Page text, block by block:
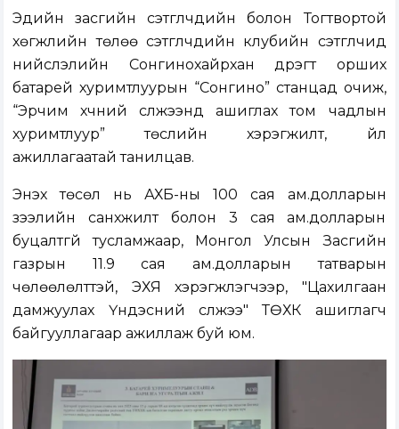
Эдийн засгийн сэтгүүлчдийн болон Тогтвортой
хөгжлийн төлөө сэтгүүлчдийн клубийн сэтгүүлчид
нийслэлийн Сонгинохайрхан дүүрэгт орших
батарей хуримтлуурын “Сонгино” станцад очиж,
“Эрчим хүчний сүлжээнд ашиглах том чадлын
хуримтлуур” төслийн хэрэгжилт, үйл
ажиллагаатай танилцав.
Энэхүү төсөл нь АХБ-ны 100 сая ам.долларын
зээлийн санхүүжилт болон 3 сая ам.долларын
буцалтгүй тусламжаар, Монгол Улсын Засгийн
газрын 11.9 сая ам.долларын татварын
чөлөөлөлттэй, ЭХЯ хэрэгжүүлэгчээр, "Цахилгаан
дамжуулах Үндэсний сүлжээ" ТӨХК ашиглагч
байгууллагаар ажиллаж буй юм.